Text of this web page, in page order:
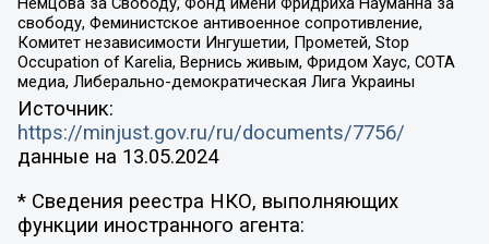
свободу, Феминистское антивоенное сопротивление,
Комитет независимости Ингушетии, Прометей, Stop
Occupation of Karelia, Вернись живым, Фридом Хаус, СОТА
медиа, Либерально-демократическая Лига Украины
Источник:
https://minjust.gov.ru/ru/documents/7756/
данные на 13.05.2024
* Сведения реестра НКО, выполняющих
функции иностранного агента: